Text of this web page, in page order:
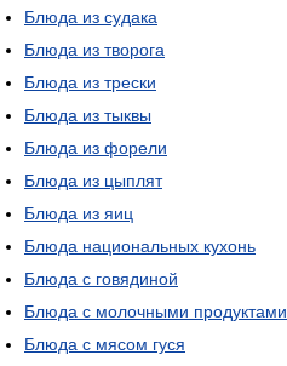
Блюда из судака
Блюда из творога
Блюда из трески
Блюда из тыквы
Блюда из форели
Блюда из цыплят
Блюда из яиц
Блюда национальных кухонь
Блюда с говядиной
Блюда с молочными продуктами
Блюда с мясом гуся